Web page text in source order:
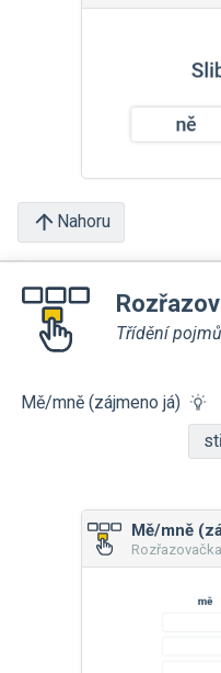
Nahoru
Třídění
Mě/mně (zájmeno já)
Mě/mně